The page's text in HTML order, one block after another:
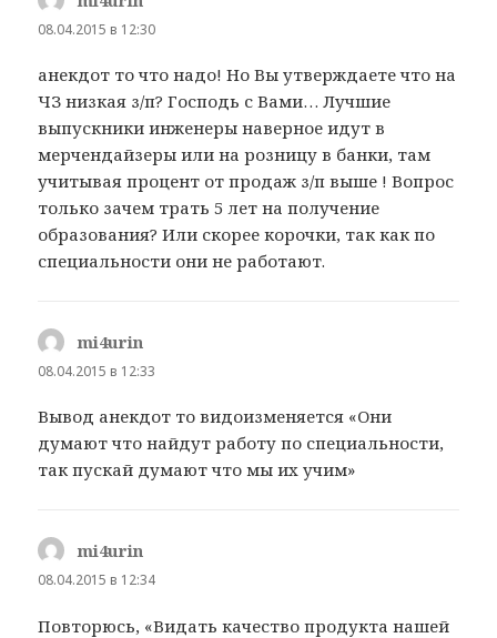
08.04.2015 в 12:30
анекдот то что надо! Но Вы утверждаете что на
ЧЗ низкая з/п? Господь с Вами… Лучшие
выпускники инженеры наверное идут в
мерчендайзеры или на розницу в банки, там
учитывая процент от продаж з/п выше ! Вопрос
только зачем трать 5 лет на получение
образования? Или скорее корочки, так как по
специальности они не работают.
mi4urin
08.04.2015 в 12:33
Вывод анекдот то видоизменяется «Они
думают что найдут работу по специальности,
так пускай думают что мы их учим»
mi4urin
08.04.2015 в 12:34
Повторюсь, «Видать качество продукта нашей